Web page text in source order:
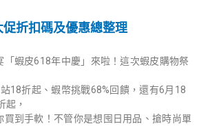
折扣碼及優惠總整理
「蝦皮618年中慶」來啦！這次蝦皮購物祭
18折起、蝦幣挑戰68%回饋，還有6月18
起，
到手軟！不管你是想囤日用品、搶時尚單